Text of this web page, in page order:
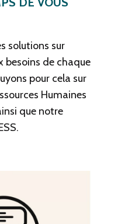
solutions sur
besoins de chaque
pour cela sur
Humaines
que notre